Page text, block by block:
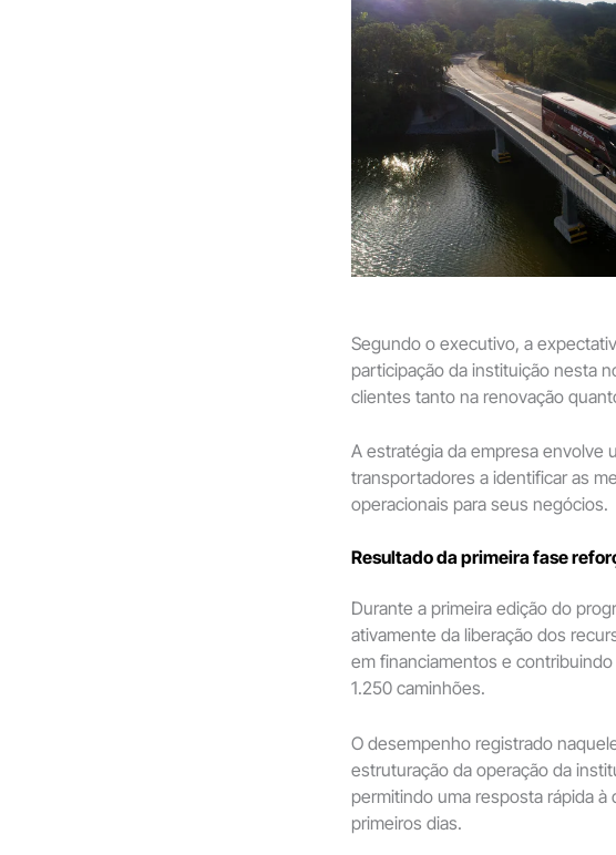
Segundo o executivo, a
participação da instituição nesta
clientes tanto na renovação
A estratégia da empresa envolve
transportadores a identificar as
operacionais para seus negócios.
Resultado da primeira fase
Durante a primeira edição do
ativamente da liberação dos
em financiamentos e
1.250 caminhões.
O desempenho registrado
estruturação da operação da
permitindo uma resposta rápida
primeiros dias.